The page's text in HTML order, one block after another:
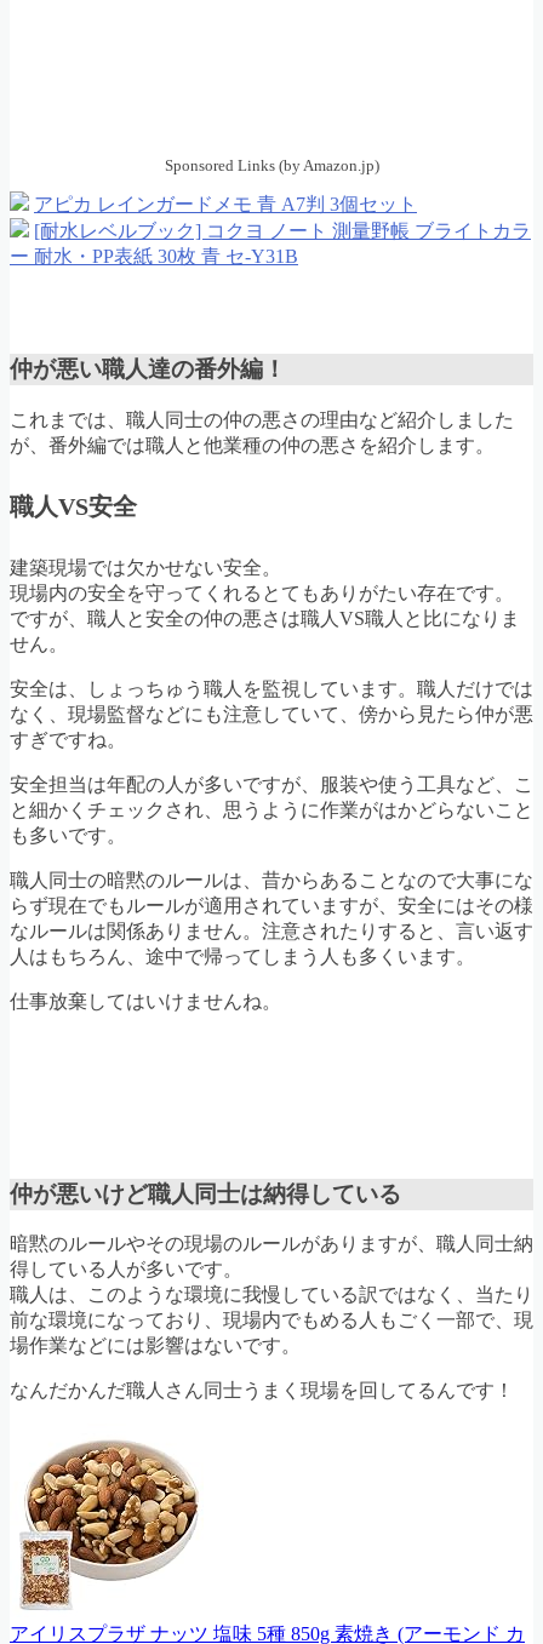
Sponsored Links (by Amazon.jp)
アピカ レインガードメモ 青 A7判 3個セット
[耐水レベルブック] コクヨ ノート 測量野帳 ブライトカラ
ー 耐水・PP表紙 30枚 青 セ-Y31B
仲が悪い職人達の番外編！
これまでは、職人同士の仲の悪さの理由など紹介しました
が、番外編では職人と他業種の仲の悪さを紹介します。
職人VS安全
建築現場では欠かせない安全。
現場内の安全を守ってくれるとてもありがたい存在です。
ですが、職人と安全の仲の悪さは職人VS職人と比になりま
せん。
安全は、しょっちゅう職人を監視しています。職人だけでは
なく、現場監督などにも注意していて、傍から見たら仲が悪
すぎですね。
安全担当は年配の人が多いですが、服装や使う工具など、こ
と細かくチェックされ、思うように作業がはかどらないこと
も多いです。
職人同士の暗黙のルールは、昔からあることなので大事にな
らず現在でもルールが適用されていますが、安全にはその様
なルールは関係ありません。注意されたりすると、言い返す
人はもちろん、途中で帰ってしまう人も多くいます。
仕事放棄してはいけませんね。
仲が悪いけど職人同士は納得している
暗黙のルールやその現場のルールがありますが、職人同士納
得している人が多いです。
職人は、このような環境に我慢している訳ではなく、当たり
前な環境になっており、現場内でもめる人もごく一部で、現
場作業などには影響はないです。
なんだかんだ職人さん同士うまく現場を回してるんです！
アイリスプラザ ナッツ 塩味 5種 850g 素焼き (アーモンド カ